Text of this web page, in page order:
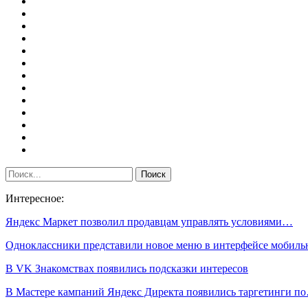
Интересное:
Яндекс Маркет позволил продавцам управлять условиями…
Одноклассники представили новое меню в интерфейсе
В VK Знакомствах появились подсказки интересов
В Мастере кампаний Яндекс Директа появились таргетинги